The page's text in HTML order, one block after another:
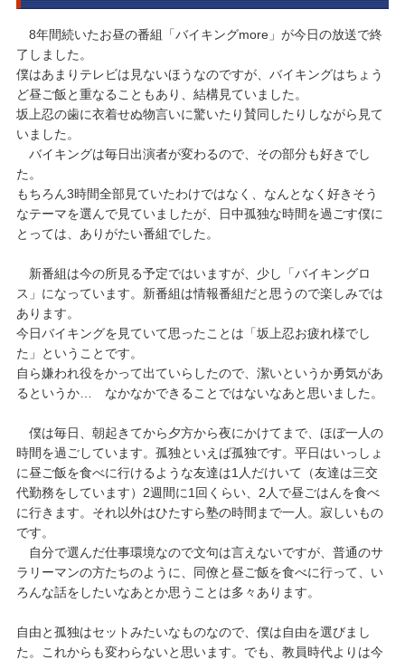
8年間続いたお昼の番組「バイキングmore」が今日の放送で終
了しました。
僕はあまりテレビは見ないほうなのですが、バイキングはちょう
ど昼ご飯と重なることもあり、結構見ていました。
坂上忍の歯に衣着せぬ物言いに驚いたり賛同したりしながら見て
いました。
バイキングは毎日出演者が変わるので、その部分も好きでし
た。
もちろん3時間全部見ていたわけではなく、なんとなく好きそう
なテーマを選んで見ていましたが、日中孤独な時間を過ごす僕に
とっては、ありがたい番組でした。
新番組は今の所見る予定ではいますが、少し「バイキングロ
ス」になっています。新番組は情報番組だと思うので楽しみでは
あります。
今日バイキングを見ていて思ったことは「坂上忍お疲れ様でし
た」ということです。
自ら嫌われ役をかって出ていらしたので、潔いというか勇気があ
るというか… なかなかできることではないなあと思いました。
僕は毎日、朝起きてから夕方から夜にかけてまで、ほぼ一人の
時間を過ごしています。孤独といえば孤独です。平日はいっしょ
に昼ご飯を食べに行けるような友達は1人だけいて（友達は三交
代勤務をしています）2週間に1回くらい、2人で昼ごはんを食べ
に行きます。それ以外はひたすら塾の時間まで一人。寂しいもの
です。
自分で選んだ仕事環境なので文句は言えないですが、普通のサ
ラリーマンの方たちのように、同僚と昼ご飯を食べに行って、い
ろんな話をしたいなあとか思うことは多々あります。
自由と孤独はセットみたいなものなので、僕は自由を選びまし
た。これからも変わらないと思います。でも、教員時代よりは今